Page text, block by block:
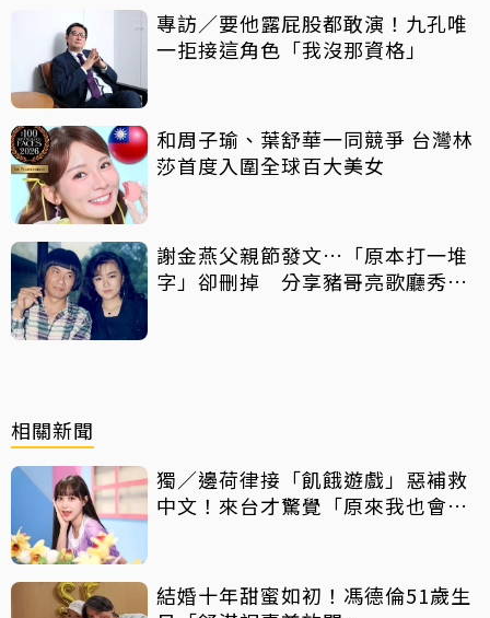
專訪／要他露屁股都敢演！九孔唯
一拒接這角色「我沒那資格」
和周子瑜、葉舒華一同競爭 台灣林
莎首度入圍全球百大美女
謝金燕父親節發文…「原本打一堆
字」卻刪掉 分享豬哥亮歌廳秀歌
相關新聞
獨／邊荷律接「飢餓遊戲」惡補救
中文！來台才驚覺「原來我也會
結婚十年甜蜜如初！馮德倫51歲生